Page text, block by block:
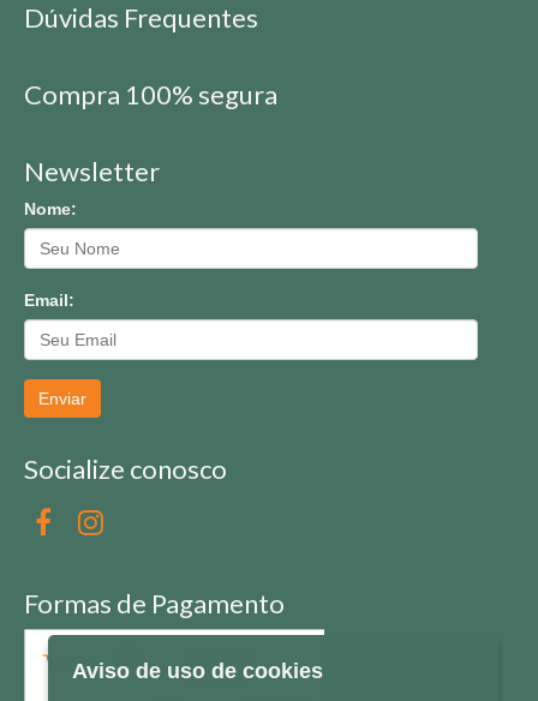
Dúvidas Frequentes
Compra 100% segura
Newsletter
Nome:
Email:
Enviar
Socialize conosco
Formas de Pagamento
Aviso de uso de cookies